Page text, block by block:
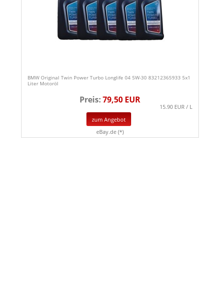
BMW Original Twin Power Turbo Longlife 04 5W-30 83212365933 5x1
Liter Motoröl
Preis:79,50 EUR
15.90 EUR / L
zum Angebot
eBay.de (*)